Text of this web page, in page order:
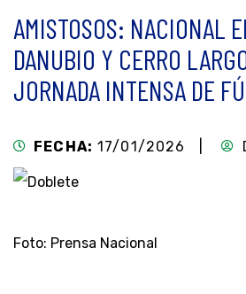
AMISTOSOS: NACIONAL
DANUBIO Y CERRO
JORNADA INTENSA DE
FECHA: 17/01/2026 |
Foto: Prensa Nacional